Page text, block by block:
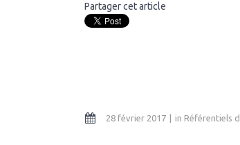
Partager cet article
28 février 2017 in Référentiels